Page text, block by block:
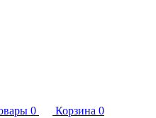
0 Корзина 0